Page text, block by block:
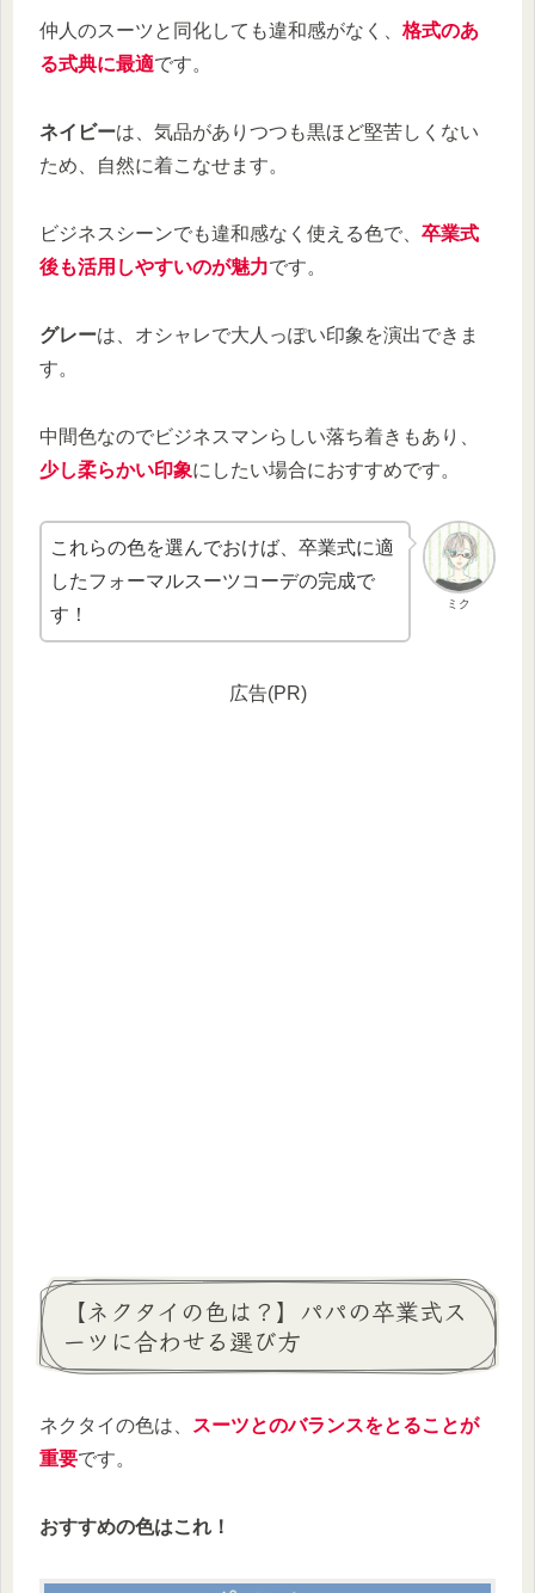
仲人のスーツと同化しても違和感がなく、 格式のあ
る式典に最適です。
ネイビーは、気品がありつつも黒ほど堅苦しくない
ため、自然に着こなせます。
ビジネスシーンでも違和感なく使える色で、 卒業式
後も活用しやすいのが魅力です。
グレーは、オシャレで大人っぽい印象を演出できま
す。
中間色なのでビジネスマンらしい落ち着きもあり、
少し柔らかい印象にしたい場合におすすめです。
ミク
これらの色を選んでおけば、卒業式に適
したフォーマルスーツコーデの完成で
す！
広告(PR)
【ネクタイの色は？】パパの卒業式ス
ーツに合わせる選び方
ネクタイの色は、
スーツとのバランスをとることが
重要です。
おすすめの色はこれ！